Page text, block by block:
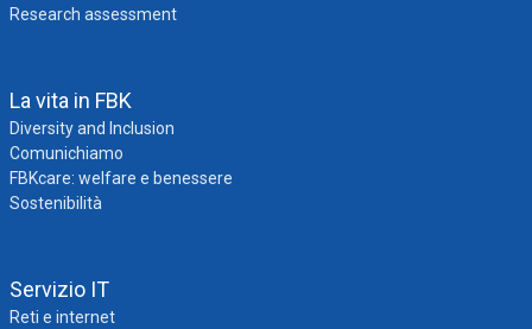
Research assessment
La vita in FBK
Diversity and Inclusion
Comunichiamo
FBKcare: welfare e benessere
Sostenibilità
Servizio IT
Reti e internet